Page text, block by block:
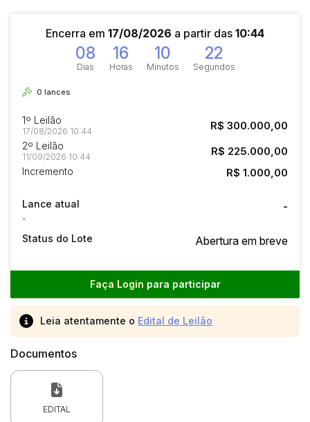
Encerra em 17/08/2026 a partir das 10:44
08
Dias
16
Horas
10
Minutos
21
Segundos
0 lances
1º Leilão
17/08/2026 10:44 R$ 300.000,00
2º Leilão
11/09/2026 10:44 R$ 225.000,00
Incremento R$ 1.000,00
Lance atual
-
-
Status do Lote Abertura em breve
Faça Login para participar
Leia atentamente o Edital de Leilão
Documentos
EDITAL